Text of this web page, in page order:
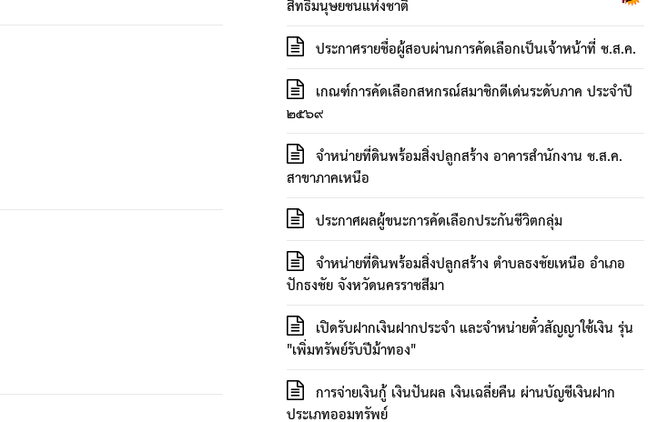
สิทธิมนุษยชนแห่งชาติ
ประกาศรายชื่อผู้สอบผ่านการคัดเลือกเป็นเจ้าหน้าที่ ช.ส.ค.
เกณฑ์การคัดเลือกสหกรณ์สมาชิกดีเด่นระดับภาค ประจำปี
๒๕๖๙
จำหน่ายที่ดินพร้อมสิ่งปลูกสร้าง อาคารสำนักงาน ช.ส.ค.
สาขาภาคเหนือ
ประกาศผลผู้ขนะการคัดเลือกประกันชีวิตกลุ่ม
จำหน่ายที่ดินพร้อมสิ่งปลูกสร้าง ตำบลธงชัยเหนือ อำเภอ
ปักธงชัย จังหวัดนครราชสีมา
เปิดรับฝากเงินฝากประจำ และจำหน่ายตั๋วสัญญาใช้เงิน รุ่น
"เพิ่มทรัพย์รับปีม้าทอง"
การจ่ายเงินกู้ เงินปันผล เงินเฉลี่ยคืน ผ่านบัญชีเงินฝาก
ประเภทออมทรัพย์